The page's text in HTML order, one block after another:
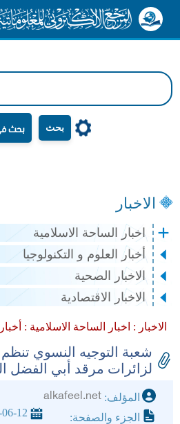
بحث
الاخبار
اخبار الساحة الاسلامية
أخبار العلوم و التكنولوجيا
الاخبار الصحية
الاخبار الاقتصادية
الاخبار : اخبار الساحة الاسلامية :
شعبة التوجيه النسوي تنظم
لزائرات مرقد أبي الفضل
المؤلف: alkafeel.net
الجزء والصفحة:
12